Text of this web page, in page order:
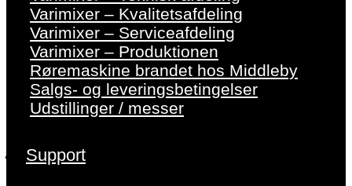
Varimixer – Kvalitetsafdeling
Varimixer – Serviceafdeling
Varimixer – Produktionen
Røremaskine brandet hos Middleby
Salgs- og leveringsbetingelser
Udstillinger / messer
Support